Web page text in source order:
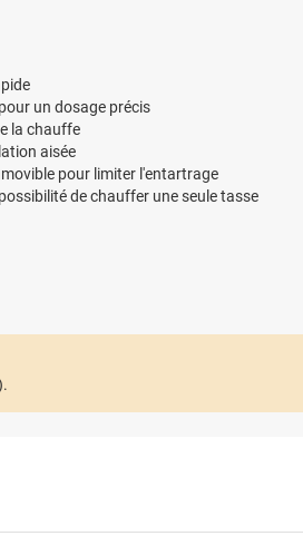
un dosage précis
la chauffe
aisée
pour limiter l'entartrage
de chauffer une seule tasse